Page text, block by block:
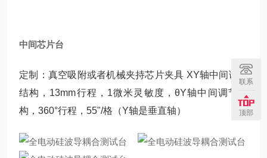
中间芯片台
定制：真空吸附或者机械夹持芯片夹具 XY轴中间调节
结构，13mm行程，1微米灵敏度，θY轴中间调节结
构，360°行程，55"/格（Y轴是垂直轴）
联系
顶部